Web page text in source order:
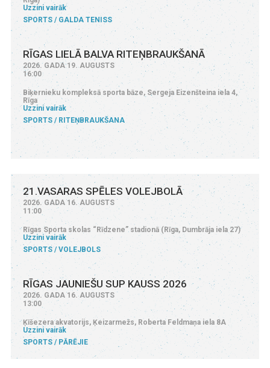
Uzzini vairāk
SPORTS
GALDA TENISS
RĪGAS LIELĀ BALVA RITEŅBRAUKŠANĀ
2026. GADA 19. AUGUSTS
16:00
Biķernieku kompleksā sporta bāze, Sergeja Eizenšteina iela 4,
Rīga
Uzzini vairāk
SPORTS
RITEŅBRAUKŠANA
21.VASARAS SPĒLES VOLEJBOLĀ
2026. GADA 16. AUGUSTS
11:00
Rīgas Sporta skolas “Rīdzene” stadionā (Rīga, Dumbrāja iela 27)
Uzzini vairāk
SPORTS
VOLEJBOLS
RĪGAS JAUNIEŠU SUP KAUSS 2026
2026. GADA 16. AUGUSTS
13:00
Ķīšezera akvatorijs, Ķeizarmežs, Roberta Feldmaņa iela 8A
Uzzini vairāk
SPORTS
PĀRĒJIE